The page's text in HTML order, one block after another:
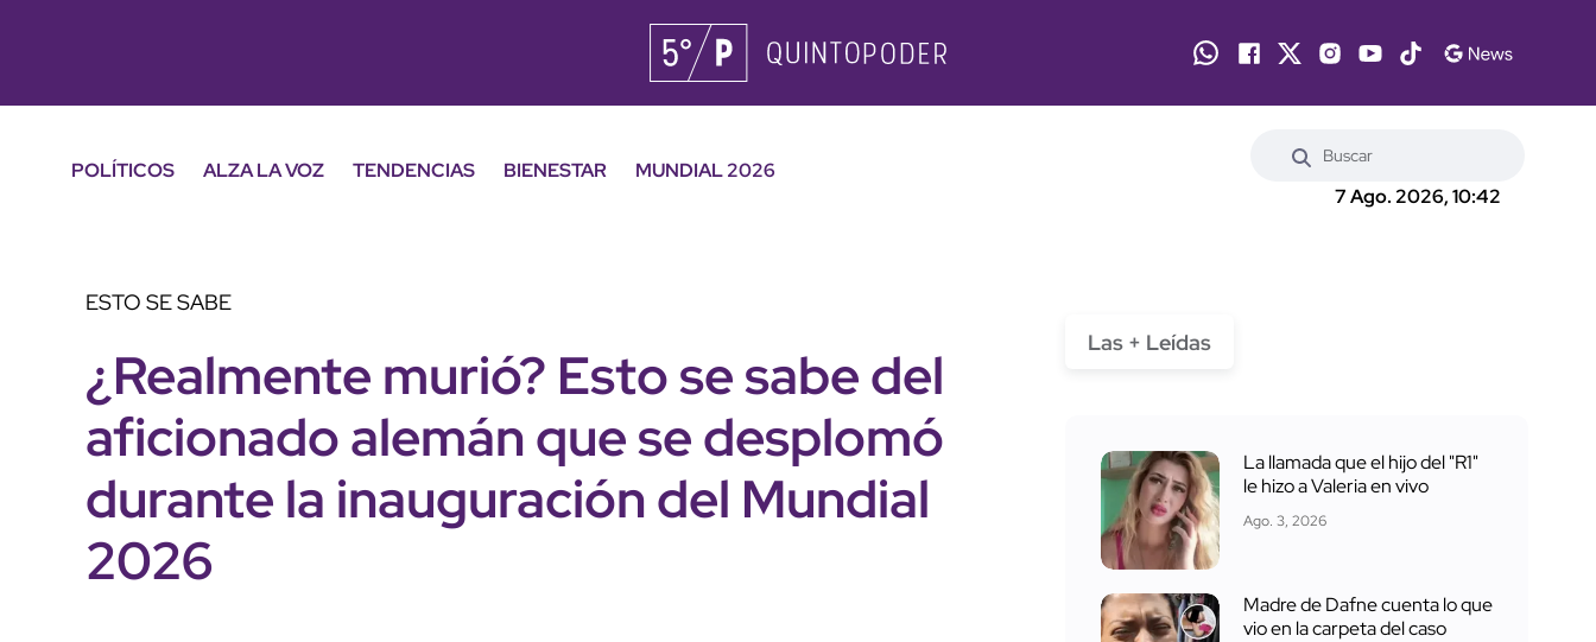
POLÍTICOS ALZA LA VOZ TENDENCIAS BIENESTAR
MUNDIAL 2026
7 Ago. 2026, 10:42
ESTO SE SABE
¿Realmente murió? Esto se sabe del
aficionado alemán que se desplomó
durante la inauguración del Mundial
2026
Las + Leídas
La llamada que el hijo del "R1"
le hizo a Valeria en vivo
Ago. 3, 2026
Madre de Dafne cuenta lo que
vio en la carpeta del caso